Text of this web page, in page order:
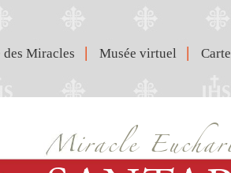
des Miracles | Musée virtuel | Carte